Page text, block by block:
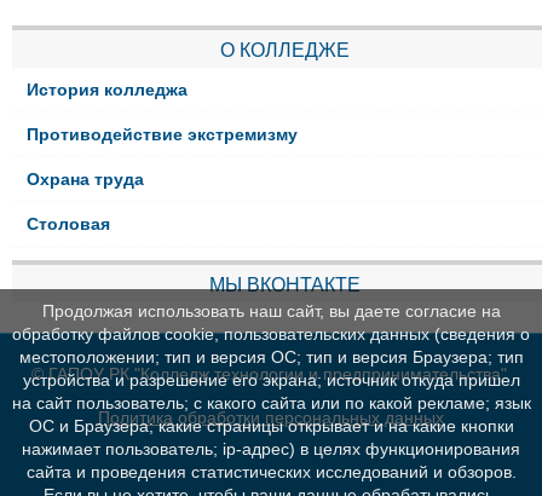
О КОЛЛЕДЖЕ
История колледжа
Противодействие экстремизму
Охрана труда
Столовая
МЫ ВКОНТАКТЕ
© ГАПОУ РК "Колледж технологии и предпринимательства"
Политика обработки персональных данных
Продолжая использовать наш сайт, вы даете согласие на
обработку файлов cookie, пользовательских данных (сведения о
местоположении; тип и версия ОС; тип и версия Браузера; тип
устройства и разрешение его экрана; источник откуда пришел
на сайт пользователь; с какого сайта или по какой рекламе; язык
ОС и Браузера; какие страницы открывает и на какие кнопки
нажимает пользователь; ip-адрес) в целях функционирования
сайта и проведения статистических исследований и обзоров.